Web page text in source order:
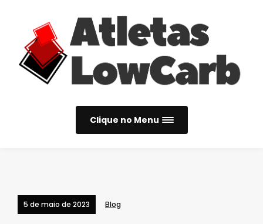
Clique no Menu
5 de maio de 2023 Blog